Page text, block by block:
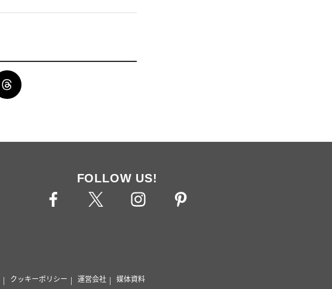
FOLLOW US!
クッキーポリシー 運営会社 媒体資料